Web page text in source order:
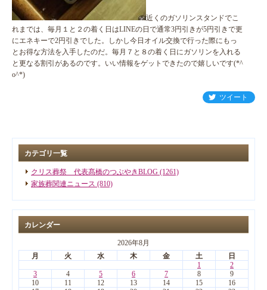
近くのガソリンスタンドでこ
れまでは、毎月１と２の着く日はLINEの日で通常3円引きが5円引きで更
にエネキーで2円引きでした。しかし今日オイル交換で行った際にもっ
とお得な方法を入手したのだ。毎月７と８の着く日にガソリンを入れる
と更なる割引があるのです。いい情報をゲットできたので嬉しいです(*^
o^*)
ツイート
カテゴリ一覧
クリス葬祭 代表髙橋のつぶやきBLOG (1261)
家族葬関連ニュース (810)
カレンダー
2026年8月
月
火 水 木 金 土
日
1
2
3
4 5 6 7 8
9
10
11 12 13 14 15
16